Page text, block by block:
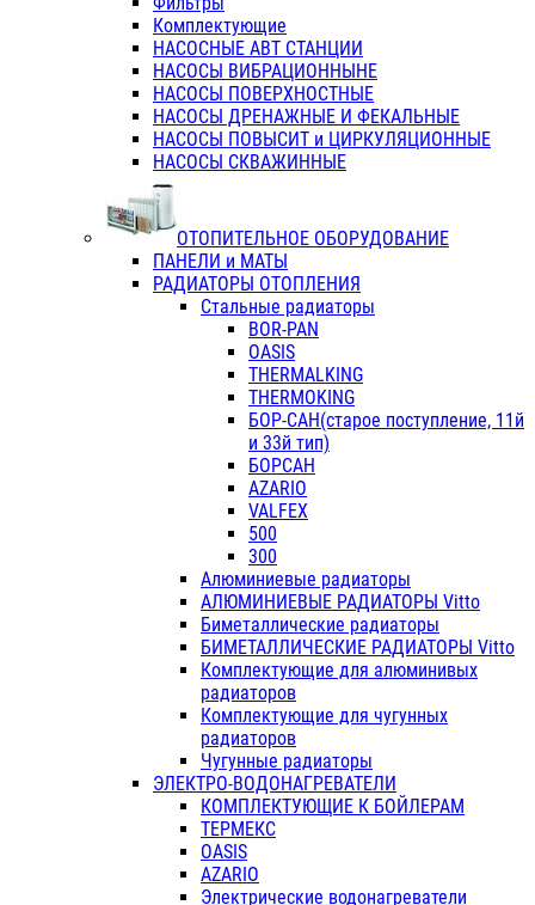
Комплектующие
НАСОСНЫЕ АВТ СТАНЦИИ
НАСОСЫ ВИБРАЦИОННЫНЕ
НАСОСЫ ПОВЕРХНОСТНЫЕ
НАСОСЫ ДРЕНАЖНЫЕ И ФЕКАЛЬНЫЕ
НАСОСЫ ПОВЫСИТ и ЦИРКУЛЯЦИОННЫЕ
НАСОСЫ СКВАЖИННЫЕ
ОТОПИТЕЛЬНОЕ ОБОРУДОВАНИЕ
ПАНЕЛИ и МАТЫ
РАДИАТОРЫ ОТОПЛЕНИЯ
Стальные радиаторы
BOR-PAN
OASIS
THERMALKING
THERMOKING
БОР-САН(старое поступление, 11й
и 33й тип)
БОРСАН
AZARIO
VALFEX
500
300
Алюминиевые радиаторы
АЛЮМИНИЕВЫЕ РАДИАТОРЫ Vitto
Биметаллические радиаторы
БИМЕТАЛЛИЧЕСКИЕ РАДИАТОРЫ Vitto
Комплектующие для алюминивых
радиаторов
Комплектующие для чугунных
радиаторов
Чугунные радиаторы
ЭЛЕКТРО-ВОДОНАГРЕВАТЕЛИ
КОМПЛЕКТУЮЩИЕ К БОЙЛЕРАМ
ТЕРМЕКС
OASIS
AZARIO
Электрические водонагреватели